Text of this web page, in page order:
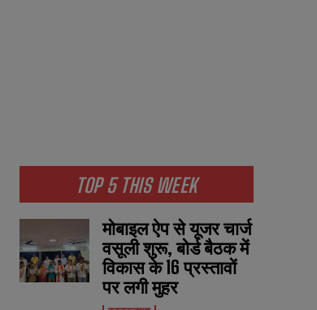
TOP 5 THIS WEEK
मोबाइल ऐप से यूजर चार्ज
वसूली शुरू, बोर्ड बैठक में
विकास के 16 प्रस्तावों
पर लगी मुहर